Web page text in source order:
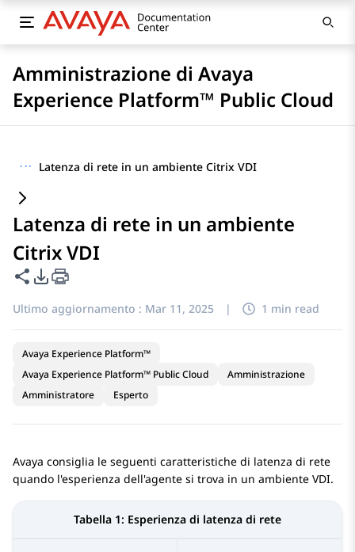
Amministrazione di Avaya
Experience Platform™ Public Cloud
··· Latenza di rete in un ambiente Citrix VDI
Latenza di rete in un ambiente
Citrix VDI
Condividi questa pagina
Opzioni di esportazione PDF
Ultimo aggiornamento : Mar 11, 2025 | 1 min read
Avaya Experience Platform™
Avaya Experience Platform™ Public Cloud
Amministrazione
Amministratore
Esperto
Avaya consiglia le seguenti caratteristiche di latenza di rete
quando l'esperienza dell'agente si trova in un ambiente VDI.
Tabella 1: Esperienza di latenza di rete